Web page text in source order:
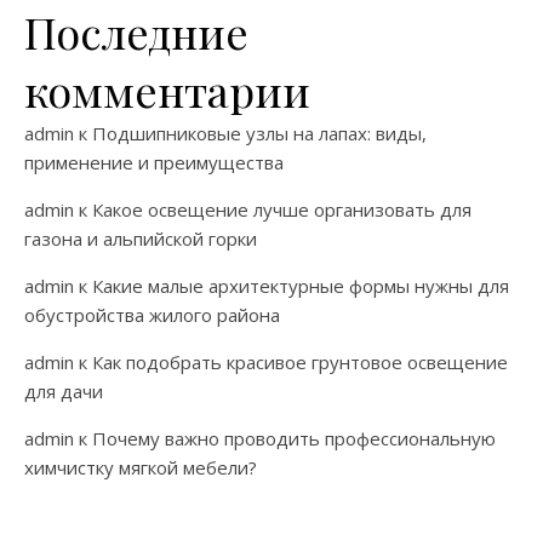
Последние
комментарии
admin к Подшипниковые узлы на лапах: виды,
применение и преимущества
admin к Какое освещение лучше организовать для
газона и альпийской горки
admin к Какие малые архитектурные формы нужны для
обустройства жилого района
admin к Как подобрать красивое грунтовое освещение
для дачи
admin к Почему важно проводить профессиональную
химчистку мягкой мебели?